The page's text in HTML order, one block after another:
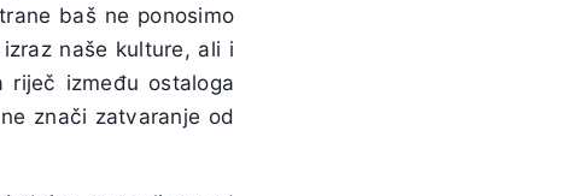
baš ne ponosimo
naše kulture, ali i
riječ između ostaloga
znači zatvaranje od